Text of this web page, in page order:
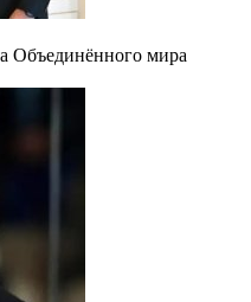
Объединённого мира